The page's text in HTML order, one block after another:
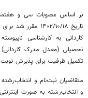
بر اساس مصوبات سی و
تاریخ ۱۴۰۲/۱۰/
تحصیلی (معدل مدرک
تکمیل ظرفیت برای پذیرش
متقاضیان ثبت‌نام و